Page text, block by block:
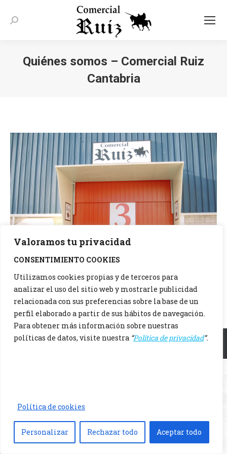
Valoramos tu privacidad
CONSENTIMIENTO COOKIES
Utilizamos cookies propias y de terceros para
analizar el uso del sitio web y mostrarle publicidad
relacionada con sus preferencias sobre la base de un
perfil elaborado a partir de sus hábitos de navegación.
Para obtener más información sobre nuestras
políticas de datos, visite nuestra “Política de privacidad”.
Política de cookies
Personalizar Rechazar todo Aceptar todo
Buscar:
Quiénes somos – Comercial Ruiz
Cantabria
Menu principal